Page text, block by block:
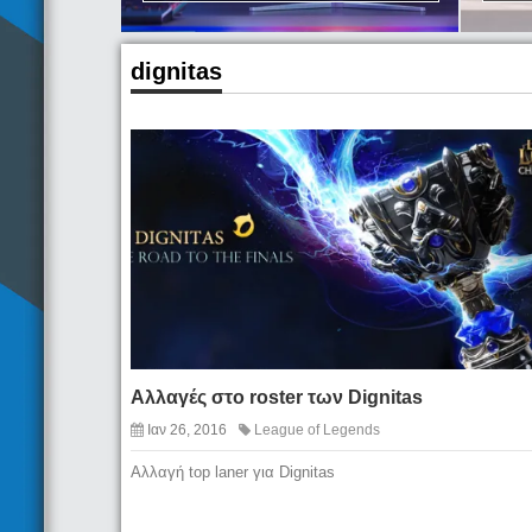
dignitas
Αλλαγές στο roster των Dignitas
Ιαν 26, 2016 League of Legends
Αλλαγή top laner για Dignitas